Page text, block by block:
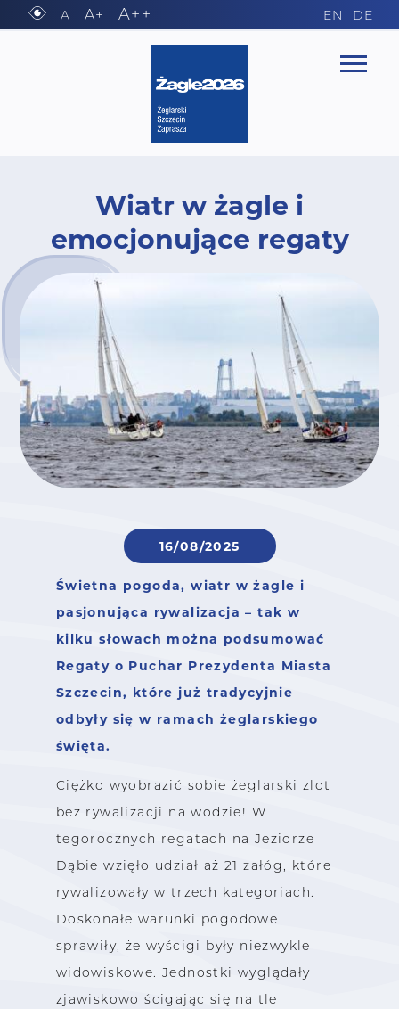
Wiatr w żagle i
emocjonujące regaty
16/08/2025
Świetna pogoda, wiatr w żagle i
pasjonująca rywalizacja – tak w
kilku słowach można podsumować
Regaty o Puchar Prezydenta Miasta
Szczecin, które już tradycyjnie
odbyły się w ramach żeglarskiego
święta.
Ciężko wyobrazić sobie żeglarski zlot
bez rywalizacji na wodzie! W
tegorocznych regatach na Jeziorze
Dąbie wzięło udział aż 21 załóg, które
rywalizowały w trzech kategoriach.
Doskonałe warunki pogodowe
sprawiły, że wyścigi były niezwykle
widowiskowe. Jednostki wyglądały
zjawiskowo ścigając się na tle
A A+ A++ EN DE